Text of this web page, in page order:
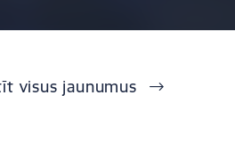
visus jaunumus